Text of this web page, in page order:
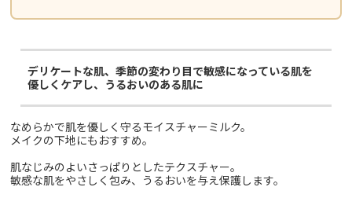
デリケートな肌、季節の変わり目で敏感になっている肌を
優しくケアし、うるおいのある肌に
なめらかで肌を優しく守るモイスチャーミルク。
メイクの下地にもおすすめ。
肌なじみのよいさっぱりとしたテクスチャー。
敏感な肌をやさしく包み、うるおいを与え保護します。